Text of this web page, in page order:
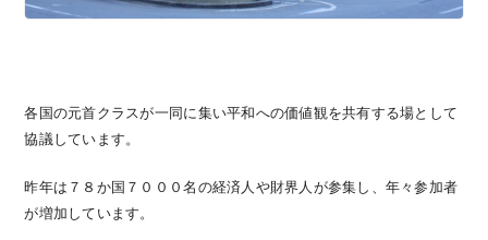
各国の元首クラスが一同に集い平和への価値観を共有する場として
協議しています。
昨年は７８か国７０００名の経済人や財界人が参集し、年々参加者
が増加しています。